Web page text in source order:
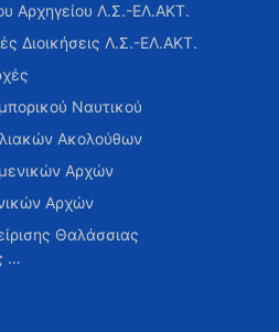
Αρχηγείου Λ.Σ.-ΕΛ.ΑΚΤ.
Διοικήσεις Λ.Σ.-ΕΛ.ΑΚΤ.
Ναυτικού
Ακολούθων
Αρχών
Αρχών
Θαλάσσιας
…